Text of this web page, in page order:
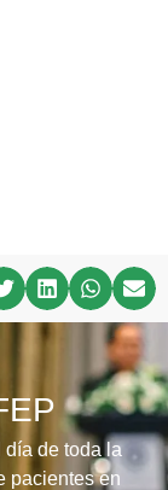
de toda la
pacientes en